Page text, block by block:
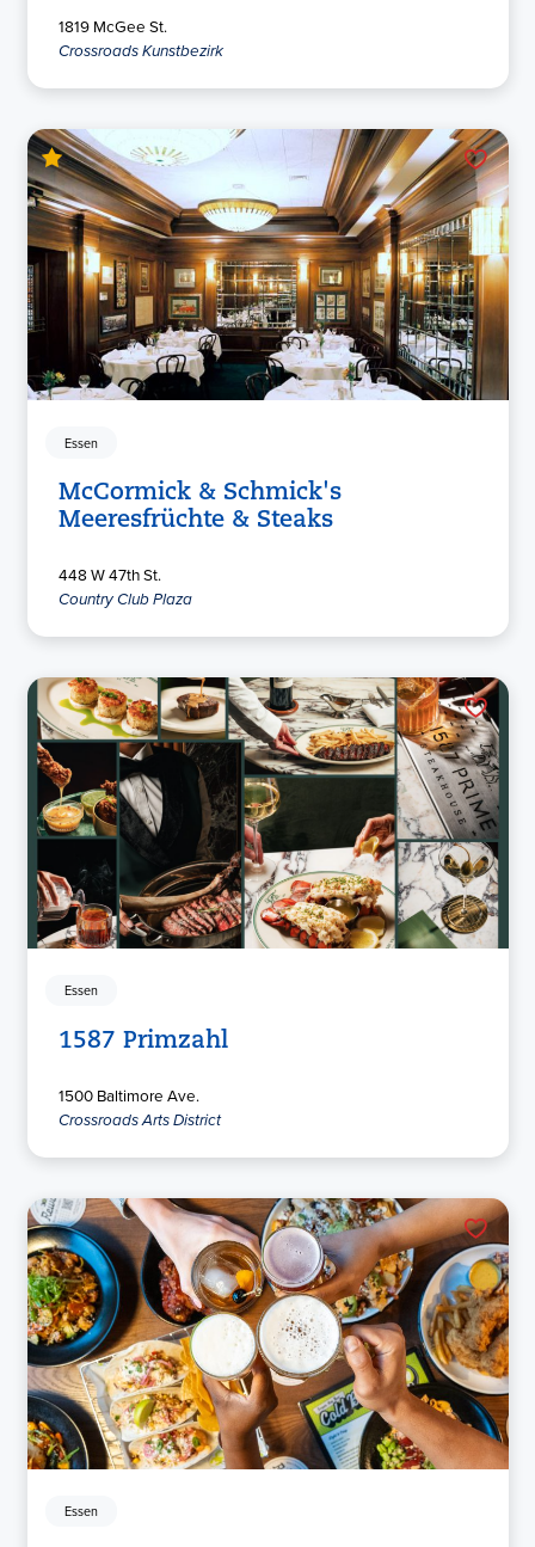
1819 McGee St.
Crossroads Kunstbezirk
Essen
McCormick & Schmick's
Meeresfrüchte & Steaks
448 W 47th St.
Country Club Plaza
Essen
1587 Primzahl
1500 Baltimore Ave.
Crossroads Arts District
Essen